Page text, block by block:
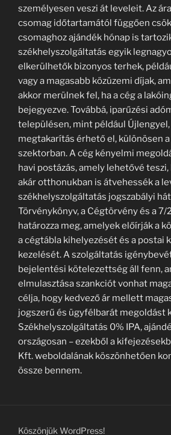
személyesen veszi át leveleit. Az
csomag időtartamától függően
csomaghoz ajándék hónap is
székhelyszolgáltatás egyik
elkerülhetők bizonyos terhek,
vagy a magasabb közüzemi díjak,
akkor merülnek fel, ha a cég a
bejegyezve. Továbbá, iparűzési
településen, mint például
megtakarítás érhető el, különösen
szektorban. A cég kényelmi
havi postázás, amely lehetővé
akár otthonukban is átvehessék a
székhelyszolgáltatás jogszabályi
Törvénykönyv, a Cégtörvény és a
határozza meg, amelyek előírják a
a cégtábla kihelyezését és a postai
kezelését. A szolgáltatás
bejelentési kötelezettség áll fenn,
elmulasztása szankciót vonhat
célja, hogy kedvező ár mellett
jogszerű és ügyfélbarát megoldást
Székhelyszolgáltatás 0% IPA,
országosan – ezekből a
Kft. weboldalának köszönhetően
össze bennem.
Köszönjük WordPress!